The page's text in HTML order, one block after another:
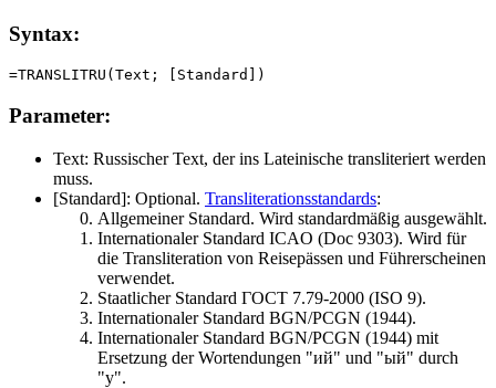
Syntax:
Parameter:
Text: Russischer Text, der ins Lateinische transliteriert werden
muss.
[Standard]: Optional. Transliterationsstandards:
Allgemeiner Standard. Wird standardmäßig ausgewählt.
Internationaler Standard ICAO (Doc 9303). Wird für
die Transliteration von Reisepässen und Führerscheinen
verwendet.
Staatlicher Standard ГОСТ 7.79-2000 (ISO 9).
Internationaler Standard BGN/PCGN (1944).
Internationaler Standard BGN/PCGN (1944) mit
Ersetzung der Wortendungen "ий" und "ый" durch
"y".